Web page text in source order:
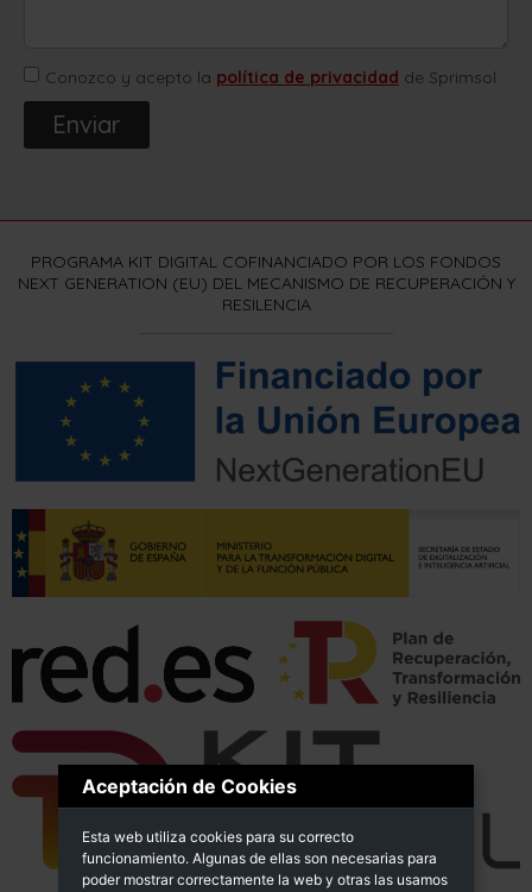
Conozco y acepto la política de privacidad de Sprimsol
Enviar
PROGRAMA KIT DIGITAL COFINANCIADO POR LOS FONDOS
NEXT GENERATION (EU) DEL MECANISMO DE RECUPERACIÓN Y
RESILENCIA
Aceptación de Cookies
Esta web utiliza cookies para su correcto
funcionamiento. Algunas de ellas son necesarias para
poder mostrar correctamente la web y otras las usamos